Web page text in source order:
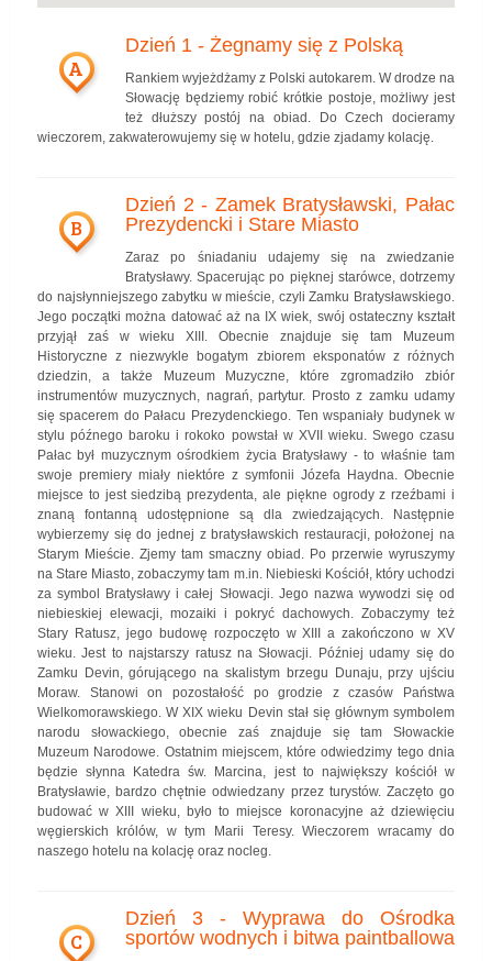
A
Dzień 1 - Żegnamy się z Polską
Rankiem wyjeżdżamy z Polski autokarem. W drodze na
Słowację będziemy robić krótkie postoje, możliwy jest
też dłuższy postój na obiad. Do Czech docieramy
wieczorem, zakwaterowujemy się w hotelu, gdzie zjadamy kolację.
B
Dzień 2 - Zamek Bratysławski, Pałac
Prezydencki i Stare Miasto
Zaraz po śniadaniu udajemy się na zwiedzanie
Bratysławy. Spacerując po pięknej starówce, dotrzemy
do najsłynniejszego zabytku w mieście, czyli Zamku Bratysławskiego.
Jego początki można datować aż na IX wiek, swój ostateczny kształt
przyjął zaś w wieku XIII. Obecnie znajduje się tam Muzeum
Historyczne z niezwykle bogatym zbiorem eksponatów z różnych
dziedzin, a także Muzeum Muzyczne, które zgromadziło zbiór
instrumentów muzycznych, nagrań, partytur. Prosto z zamku udamy
się spacerem do Pałacu Prezydenckiego. Ten wspaniały budynek w
stylu późnego baroku i rokoko powstał w XVII wieku. Swego czasu
Pałac był muzycznym ośrodkiem życia Bratysławy - to właśnie tam
swoje premiery miały niektóre z symfonii Józefa Haydna. Obecnie
miejsce to jest siedzibą prezydenta, ale piękne ogrody z rzeźbami i
znaną fontanną udostępnione są dla zwiedzających. Następnie
wybierzemy się do jednej z bratysławskich restauracji, położonej na
Starym Mieście. Zjemy tam smaczny obiad. Po przerwie wyruszymy
na Stare Miasto, zobaczymy tam m.in. Niebieski Kościół, który uchodzi
za symbol Bratysławy i całej Słowacji. Jego nazwa wywodzi się od
niebieskiej elewacji, mozaiki i pokryć dachowych. Zobaczymy też
Stary Ratusz, jego budowę rozpoczęto w XIII a zakończono w XV
wieku. Jest to najstarszy ratusz na Słowacji. Później udamy się do
Zamku Devin, górującego na skalistym brzegu Dunaju, przy ujściu
Moraw. Stanowi on pozostałość po grodzie z czasów Państwa
Wielkomorawskiego. W XIX wieku Devin stał się głównym symbolem
narodu słowackiego, obecnie zaś znajduje się tam Słowackie
Muzeum Narodowe. Ostatnim miejscem, które odwiedzimy tego dnia
będzie słynna Katedra św. Marcina, jest to największy kościół w
Bratysławie, bardzo chętnie odwiedzany przez turystów. Zaczęto go
budować w XIII wieku, było to miejsce koronacyjne aż dziewięciu
węgierskich królów, w tym Marii Teresy. Wieczorem wracamy do
naszego hotelu na kolację oraz nocleg.
C
Dzień 3 - Wyprawa do Ośrodka
sportów wodnych i bitwa paintballowa